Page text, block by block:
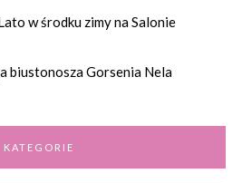
w środku zimy na Salonie
biustonosza Gorsenia Nela
KATEGORIE